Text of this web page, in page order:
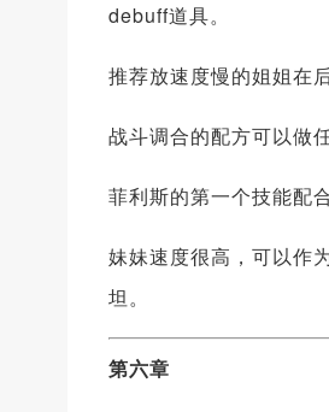
debuff道具。
推荐放速度慢的姐姐在
战斗调合的配方可以做
菲利斯的第一个技能配
妹妹速度很高，可以作
坦。
第六章